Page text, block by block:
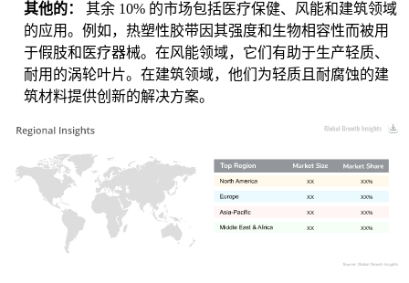
其他的： 其余 10% 的市场包括医疗保健、风能和建筑领域
的应用。例如，热塑性胶带因其强度和生物相容性而被用
于假肢和医疗器械。在风能领域，它们有助于生产轻质、
耐用的涡轮叶片。在建筑领域，他们为轻质且耐腐蚀的建
筑材料提供创新的解决方案。
XX%
XX
XX%
XX
XX%
XX
XX%
XX